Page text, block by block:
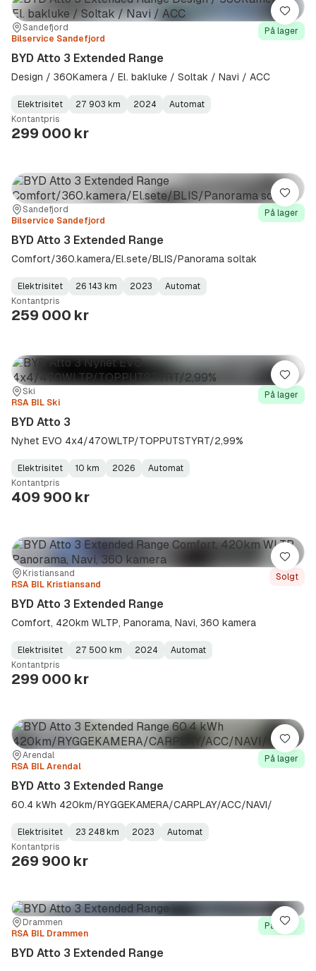
Sted:
Sandefjord
Forhandler:
Bilservice Sandefjord
På lager
BYD Atto 3 Extended Range
Design / 360Kamera / El. bakluke / Soltak / Navi / ACC
Fuel
Type:
Elektrisitet
Kilometerstand:
27 903 km
Model
Year:
2024
Gearbox
Type:
Automat
Kontantpris
299 000 kr
Lagre
Sted:
Sandefjord
Forhandler:
Bilservice Sandefjord
På lager
BYD Atto 3 Extended Range
Comfort/360.kamera/El.sete/BLIS/Panorama soltak
Fuel
Type:
Elektrisitet
Kilometerstand:
26 143 km
Model
Year:
2023
Gearbox
Type:
Automat
Kontantpris
259 000 kr
Lagre
Sted:
Ski
Forhandler:
RSA BIL Ski
På lager
BYD Atto 3
Nyhet EVO 4x4/470WLTP/TOPPUTSTYRT/2,99%
Fuel
Type:
Elektrisitet
Kilometerstand:
10 km
Model
Year:
2026
Gearbox
Type:
Automat
Kontantpris
409 900 kr
Lagre
Sted:Kristiansand
Forhandler:
RSA BIL Kristiansand
Solgt
BYD Atto 3 Extended Range
Comfort, 420km WLTP, Panorama, Navi, 360 kamera
Fuel
Type:
Elektrisitet
Kilometerstand:
27 500 km
Model
Year:
2024
Gearbox
Type:
Automat
Kontantpris
299 000 kr
Lagre
Sted:
Arendal
Forhandler:
RSA BIL Arendal
På lager
BYD Atto 3 Extended Range
60.4 kWh 420km/RYGGEKAMERA/CARPLAY/ACC/NAVI/
Fuel
Type:
Elektrisitet
Kilometerstand:
23 248 km
Model
Year:
2023
Gearbox
Type:
Automat
Kontantpris
269 900 kr
Lagre
Sted:Drammen
Forhandler:
RSA BIL Drammen
På lager
BYD Atto 3 Extended Range
Lagre